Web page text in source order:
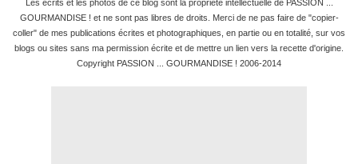
Les écrits et les photos de ce blog sont la propriété intellectuelle de PASSION ...
GOURMANDISE ! et ne sont pas libres de droits. Merci de ne pas faire de "copier-
coller" de mes publications écrites et photographiques, en partie ou en totalité, sur vos
blogs ou sites sans ma permission écrite et de mettre un lien vers la recette d'origine.
Copyright PASSION ... GOURMANDISE ! 2006-2014